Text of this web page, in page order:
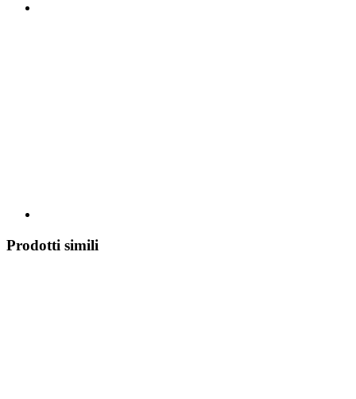
Prodotti simili